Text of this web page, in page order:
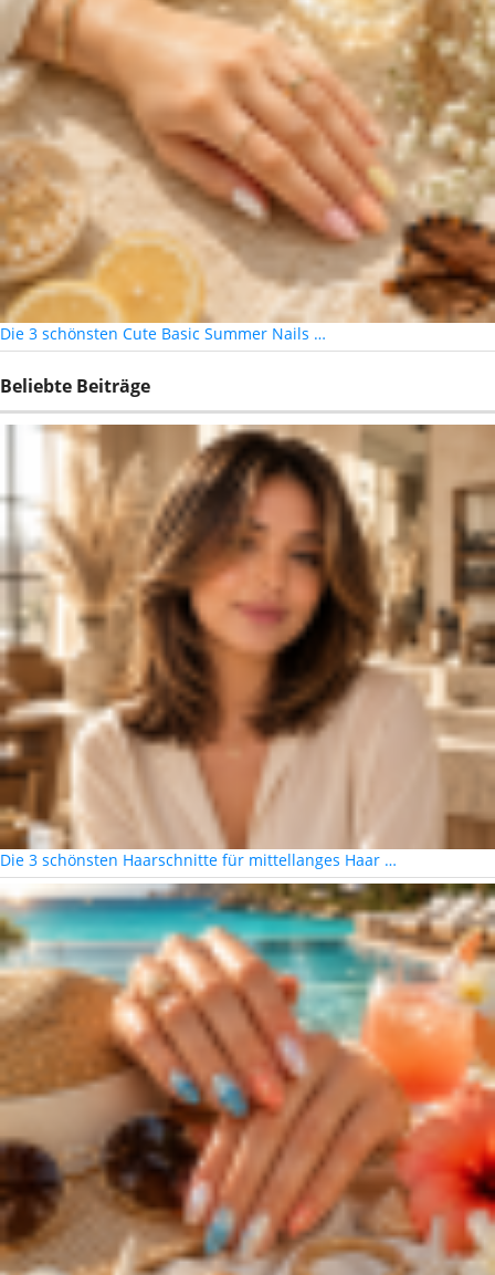
Die 3 schönsten Cute Basic Summer Nails …
Beliebte Beiträge
Die 3 schönsten Haarschnitte für mittellanges Haar …